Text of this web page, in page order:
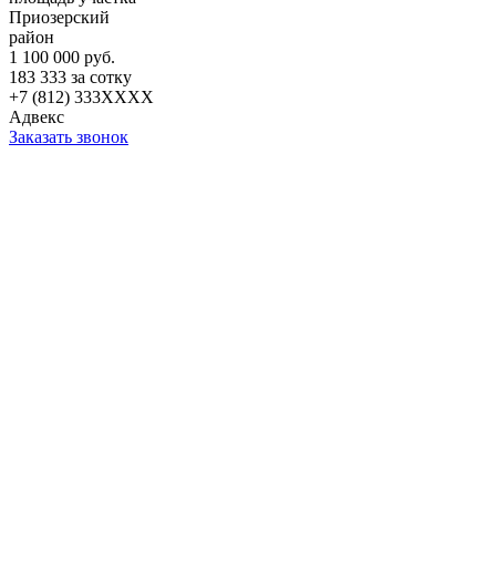
Приозерский
район
1 100 000 руб.
183 333 за сотку
+7 (812) 333XXXX
Адвекс
Заказать звонок